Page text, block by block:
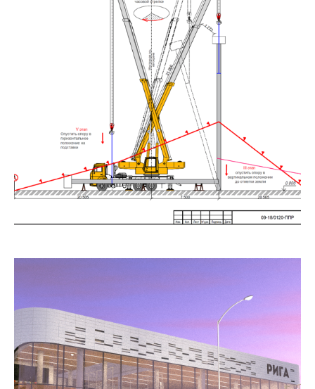
ООО "АБВ-ПРОЕКТ"